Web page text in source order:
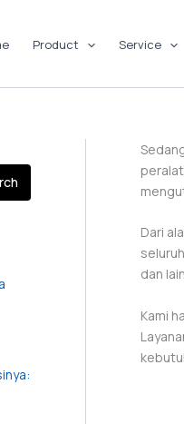
Product Service
Dari
dan
Kami